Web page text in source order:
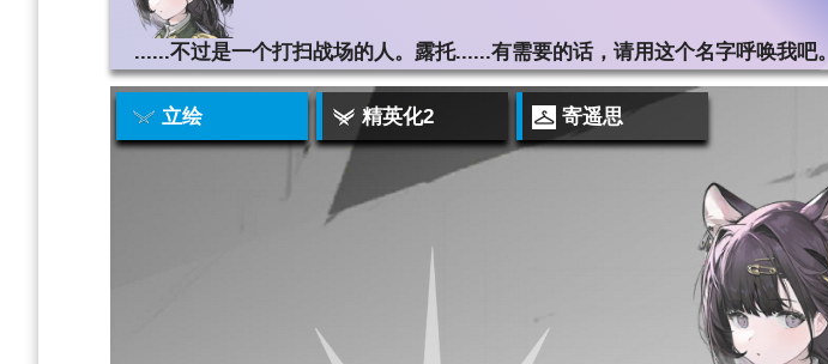
......不过是一个打扫战场的人。露托......有需要的话，请用这个名字呼唤我吧。
立绘 精英化2 寄遥思